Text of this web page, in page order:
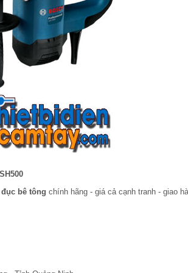
đục bê tông chính hãng - giá cả cạnh tranh - giao